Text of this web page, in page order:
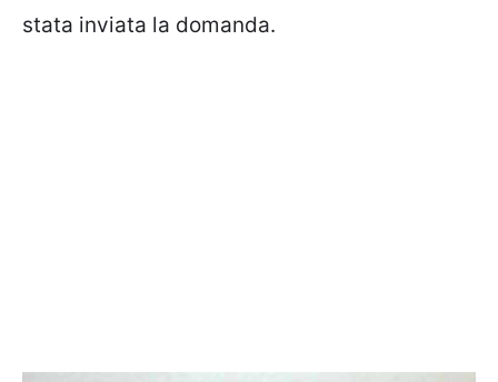
stata inviata la domanda.